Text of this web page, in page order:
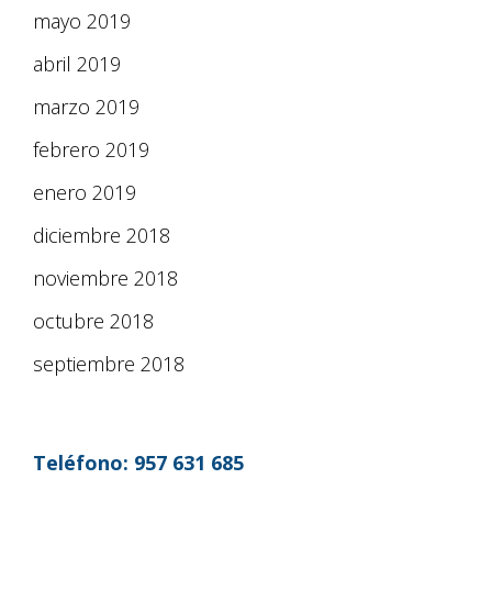
mayo 2019
abril 2019
marzo 2019
febrero 2019
enero 2019
diciembre 2018
noviembre 2018
octubre 2018
septiembre 2018
Teléfono: 957 631 685